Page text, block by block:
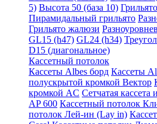
5) Высота 50 (база 10)
Пирамидальный грильято
Грильято жалюзи
GL15 (h47) GL24 (h34)
D15 (диагональное)
Кассетный потолок
Кассеты Albes борд Кассеты
полускрытой кромкой Вектор
кромкой AC Сетчатая
AP 600 Кассетный потолок
потолок Лей-ин (Lay in)